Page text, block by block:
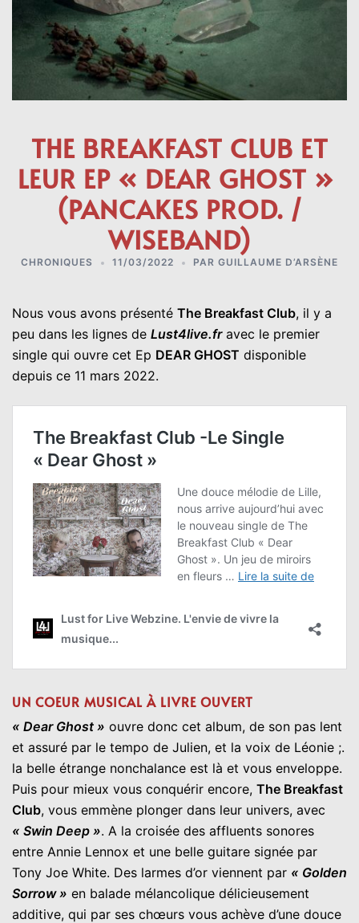
THE BREAKFAST CLUB ET
LEUR EP « DEAR GHOST »
(PANCAKES PROD. /
WISEBAND)
CHRONIQUES 11/03/2022 PAR GUILLAUME D’ARSÈNE
Nous vous avons présenté The Breakfast Club, il y a
peu dans les lignes de Lust4live.fravec le premier
single qui ouvre cet Ep DEAR GHOST disponible
depuis ce 11 mars 2022.
UN COEUR MUSICAL À LIVRE OUVERT
« Dear Ghost » ouvre donc cet album, de son pas lent
et assuré par le tempo de Julien, et la voix de Léonie ;.
la belle étrange nonchalance est là et vous enveloppe.
Puis pour mieux vous conquérir encore, The Breakfast
Club, vous emmène plonger dans leur univers, avec
« Swin Deep ». A la croisée des affluents sonores
entre Annie Lennox et une belle guitare signée par
Tony Joe White. Des larmes d’or viennent par « Golden
Sorrow » en balade mélancolique délicieusement
additive, qui par ses chœurs vous achève d’une douce